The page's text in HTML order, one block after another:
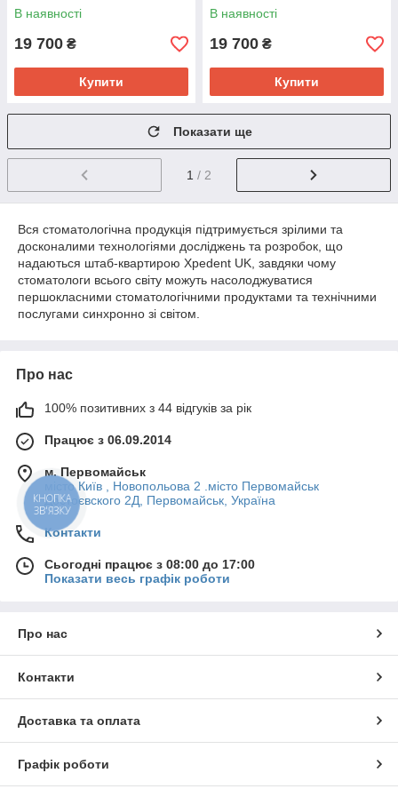
В наявності
19 700 ₴
Купити
В наявності
19 700 ₴
Купити
Показати ще
1 / 2
Вся стоматологічна продукція підтримується зрілими та
досконалими технологіями досліджень та розробок, що
надаються штаб-квартирою Xpedent UK, завдяки чому
стоматологи всього світу можуть насолоджуватися
першокласними стоматологічними продуктами та технічними
послугами синхронно зі світом.
Про нас
100% позитивних з 44 відгуків за рік
Працює з 06.09.2014
м. Первомайськ
місто Київ , Новопольова 2 .місто Первомайськ
Достоєвского 2Д, Первомайськ, Україна
Контакти
Сьогодні працює з 08:00 до 17:00
Показати весь графік роботи
Про нас
Контакти
Доставка та оплата
Графік роботи
КНОПКА
ЗВ'ЯЗКУ